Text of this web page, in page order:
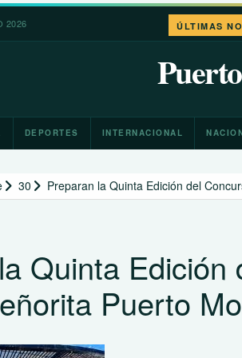
2026 ÚLTIMAS
León XIV
DEPORTES INTERNACIONAL
30 Preparan la Quinta Edición del
Quinta Edición
Puerto